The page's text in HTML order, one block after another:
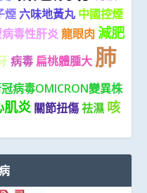
煙 六味地黃丸 中國控煙
毒性肝炎 龍眼肉 減肥
病毒 扁桃體腫大 肺
病毒OMICRON變異株
肌炎 關節扭傷 祛濕 咳